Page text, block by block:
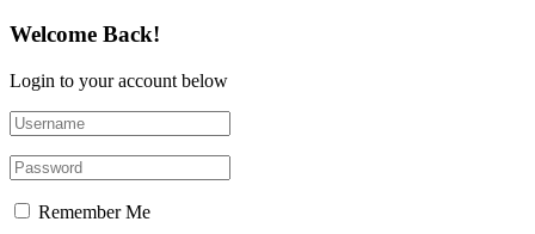
Welcome Back!
Login to your account below
Remember Me